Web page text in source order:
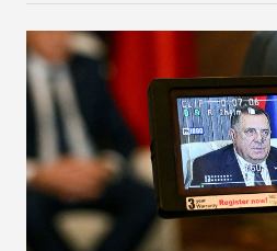
союзником. При этом
диверсификации внешней
никто не хочет возврата к
России в области
место до 2020 года.